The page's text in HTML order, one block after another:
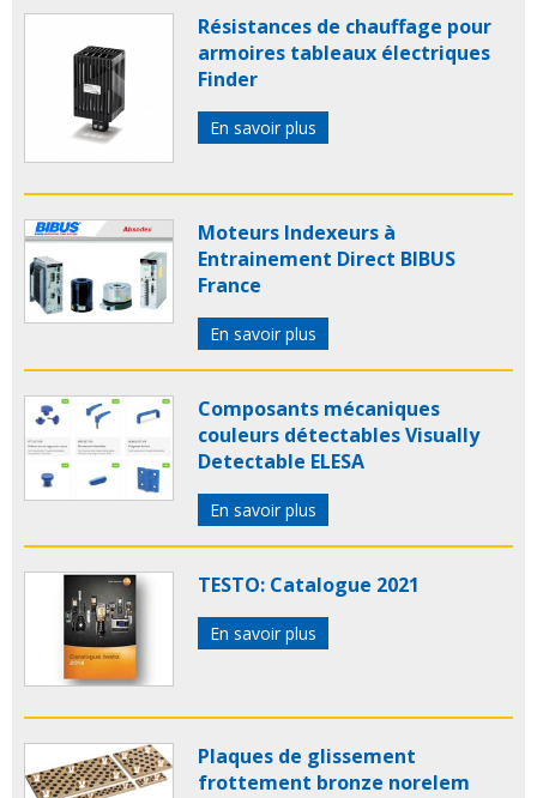
Résistances de chauffage pour
armoires tableaux électriques
Finder
En savoir plus
Moteurs Indexeurs à
Entrainement Direct BIBUS
France
En savoir plus
Composants mécaniques
couleurs détectables Visually
Detectable ELESA
En savoir plus
TESTO: Catalogue 2021
En savoir plus
Plaques de glissement
frottement bronze norelem